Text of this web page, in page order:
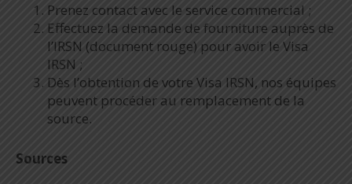
Prenez contact avec le service commercial ;
Effectuez la demande de fourniture auprès de
l’IRSN (document rouge) pour avoir le Visa
IRSN ;
Dès l’obtention de votre Visa IRSN, nos équipes
peuvent procéder au remplacement de la
source.
Sources